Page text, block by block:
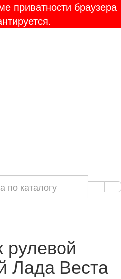
приватности браузера
рулевой
Лада Веста